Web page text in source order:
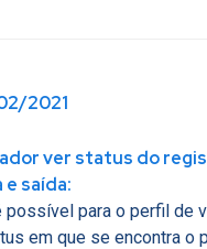
2021
ver status do
saída:
possível para o perfil de
em que se encontra o